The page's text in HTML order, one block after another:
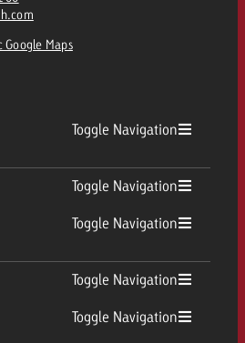
Google Maps
Toggle Navigation
Toggle Navigation
Toggle Navigation
Toggle Navigation
Toggle Navigation